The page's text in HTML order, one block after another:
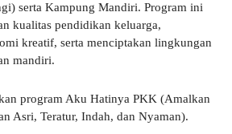
serta Kampung Mandiri. Program ini
kualitas pendidikan keluarga,
kreatif, serta menciptakan lingkungan
mandiri.
program Aku Hatinya PKK (Amalkan
Asri, Teratur, Indah, dan Nyaman).